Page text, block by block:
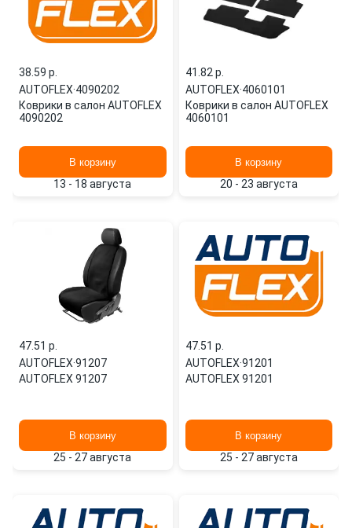
38.59 p.
AUTOFLEX·4090202
Коврики в салон AUTOFLEX
4090202
В корзину
13 - 18 августа
41.82 p.
AUTOFLEX·4060101
Коврики в салон AUTOFLEX
4060101
В корзину
20 - 23 августа
47.51 p.
AUTOFLEX·91207
AUTOFLEX 91207
В корзину
25 - 27 августа
47.51 p.
AUTOFLEX·91201
AUTOFLEX 91201
В корзину
25 - 27 августа